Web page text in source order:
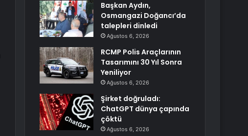
Başkan Aydın,
Osmangazi Doğancı’da
talepleri dinledi
Ağustos 6, 2026
RCMP Polis Araçlarının
Tasarımını 30 Yıl Sonra
Yeniliyor
Ağustos 6, 2026
Şirket doğruladı:
ChatGPT dünya çapında
çöktü
Ağustos 6, 2026